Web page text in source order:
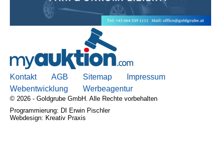
Kontakt AGB Sitemap
Impressum
Webentwicklung
Werbeagentur
© 2026 - Goldgrube GmbH. Alle Rechte vorbehalten
Programmierung: DI Erwin Pischler
Webdesign: Kreativ Praxis